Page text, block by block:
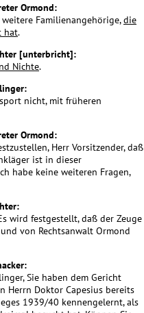
Ormond:
Familienangehörige,die
hat.
[unterbricht]:
Nichte.
nicht, mit früheren
Ormond:
Herr Vorsitzender, daß
ist in dieser
habe keine weiteren Fragen,
wird festgestellt, daß der Zeuge
von Rechtsanwalt Ormond
Sie haben dem Gericht
Herrn Doktor Capesius bereits
1939/40 kennengelernt, als